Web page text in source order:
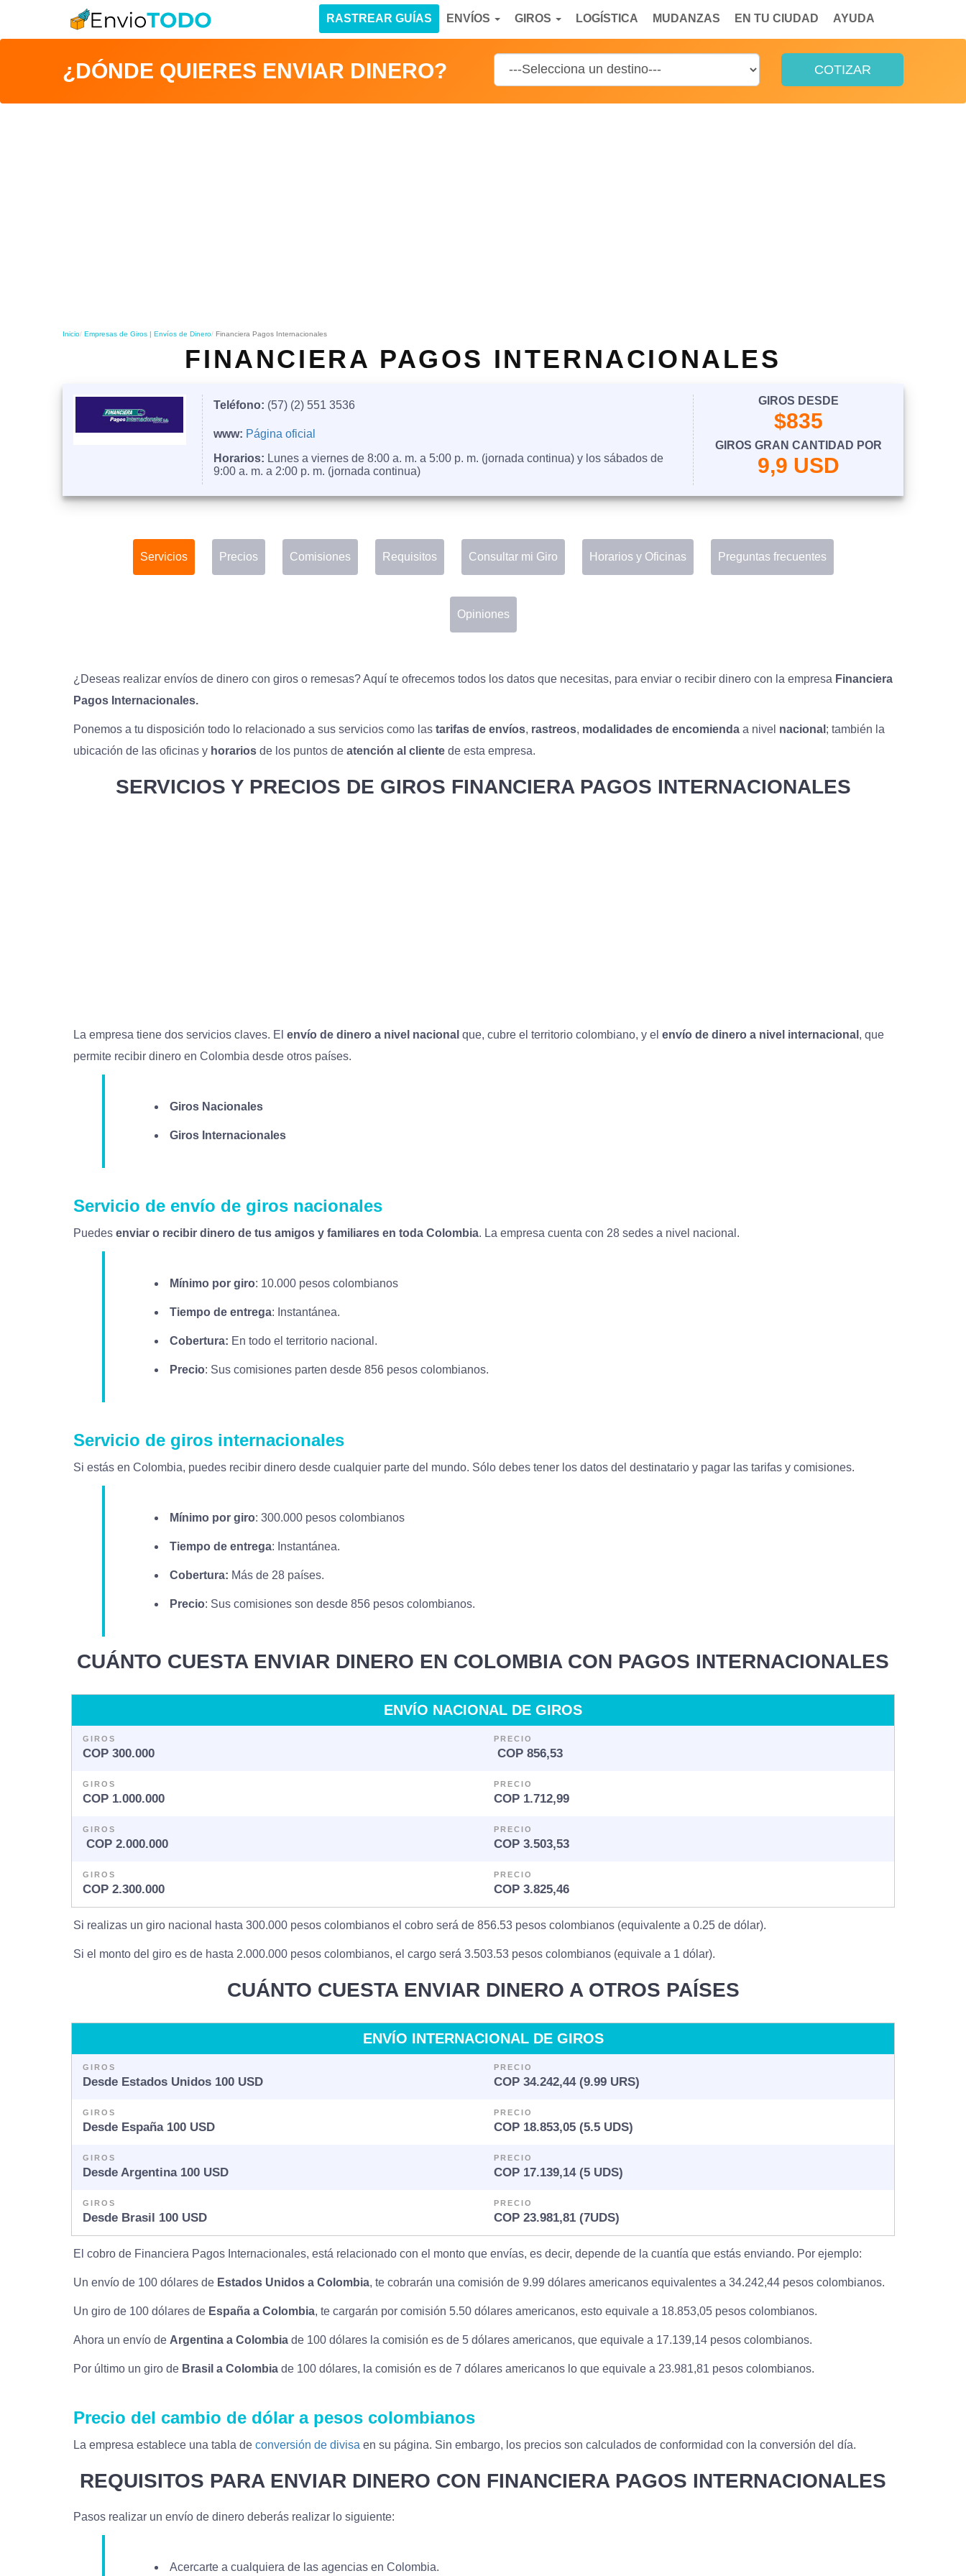
AYUDA
EN TU CIUDAD
MUDANZAS
LOGÍSTICA
GIROS
ENVÍOS
RASTREAR GUÍAS
¿DÓNDE QUIERES ENVIAR DINERO? COTIZAR
Inicio Empresas de Giros | Envíos de Dinero Financiera Pagos Internacionales
FINANCIERA PAGOS INTERNACIONALES
Teléfono: (57) (2) 551 3536
www: Página oficial
Horarios: Lunes a viernes de 8:00 a. m. a 5:00 p. m. (jornada continua) y los sábados de
9:00 a. m. a 2:00 p. m. (jornada continua)
GIROS DESDE
$835
GIROS GRAN CANTIDAD POR
9,9 USD
Servicios Precios Comisiones Requisitos Consultar mi Giro Horarios y Oficinas Preguntas frecuentes
Opiniones
¿Deseas realizar envíos de dinero con giros o remesas? Aquí te ofrecemos todos los datos que necesitas, para enviar o recibir dinero con la empresa Financiera
Pagos Internacionales.
Ponemos a tu disposición todo lo relacionado a sus servicios como las tarifas de envíos, rastreos, modalidades de encomienda a nivel nacional ; también la
ubicación de las oficinas y horarios de los puntos de atención al cliente de esta empresa.
SERVICIOS Y PRECIOS DE GIROS FINANCIERA PAGOS INTERNACIONALES
La empresa tiene dos servicios claves. El envío de dinero a nivel nacional que, cubre el territorio colombiano, y el envío de dinero a nivel internacional , que
permite recibir dinero en Colombia desde otros países.
Giros Nacionales
Giros Internacionales
Servicio de envío de giros nacionales
Puedes enviar o recibir dinero de tus amigos y familiares en toda Colombia. La empresa cuenta con 28 sedes a nivel nacional.
Mínimo por giro: 10.000 pesos colombianos
Tiempo de entrega: Instantánea.
Cobertura: En todo el territorio nacional.
Precio: Sus comisiones parten desde 856 pesos colombianos.
Servicio de giros internacionales
Si estás en Colombia, puedes recibir dinero desde cualquier parte del mundo. Sólo debes tener los datos del destinatario y pagar las tarifas y comisiones.
Mínimo por giro: 300.000 pesos colombianos
Tiempo de entrega: Instantánea.
Cobertura: Más de 28 países.
Precio: Sus comisiones son desde 856 pesos colombianos.
CUÁNTO CUESTA ENVIAR DINERO EN COLOMBIA CON PAGOS INTERNACIONALES
ENVÍO NACIONAL DE GIROS
GIROS
COP 300.000
PRECIO
COP 856,53
GIROS
COP 1.000.000
PRECIO
COP 1.712,99
GIROS
COP 2.000.000
PRECIO
COP 3.503,53
GIROS
COP 2.300.000
PRECIO
COP 3.825,46
Si realizas un giro nacional hasta 300.000 pesos colombianos el cobro será de 856.53 pesos colombianos (equivalente a 0.25 de dólar).
Si el monto del giro es de hasta 2.000.000 pesos colombianos, el cargo será 3.503.53 pesos colombianos (equivale a 1 dólar).
CUÁNTO CUESTA ENVIAR DINERO A OTROS PAÍSES
ENVÍO INTERNACIONAL DE GIROS
GIROS
Desde Estados Unidos 100 USD
PRECIO
COP 34.242,44 (9.99 URS)
GIROS
Desde España 100 USD
PRECIO
COP 18.853,05 (5.5 UDS)
GIROS
Desde Argentina 100 USD
PRECIO
COP 17.139,14 (5 UDS)
GIROS
Desde Brasil 100 USD
PRECIO
COP 23.981,81 (7UDS)
El cobro de Financiera Pagos Internacionales, está relacionado con el monto que envías, es decir, depende de la cuantía que estás enviando. Por ejemplo:
Un envío de 100 dólares de Estados Unidos a Colombia, te cobrarán una comisión de 9.99 dólares americanos equivalentes a 34.242,44 pesos colombianos.
Un giro de 100 dólares de España a Colombia, te cargarán por comisión 5.50 dólares americanos, esto equivale a 18.853,05 pesos colombianos.
Ahora un envío de Argentina a Colombia de 100 dólares la comisión es de 5 dólares americanos, que equivale a 17.139,14 pesos colombianos.
Por último un giro de Brasil a Colombia de 100 dólares, la comisión es de 7 dólares americanos lo que equivale a 23.981,81 pesos colombianos.
Precio del cambio de dólar a pesos colombianos
La empresa establece una tabla de conversión de divisa en su página. Sin embargo, los precios son calculados de conformidad con la conversión del día.
REQUISITOS PARA ENVIAR DINERO CON FINANCIERA PAGOS INTERNACIONALES
Pasos realizar un envío de dinero deberás realizar lo siguiente:
Acercarte a cualquiera de las agencias en Colombia.